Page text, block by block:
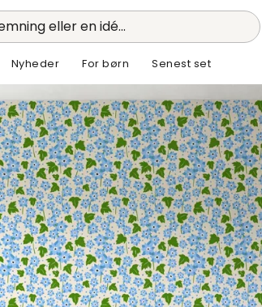
eller en idé...
Nyheder For børn Senest set